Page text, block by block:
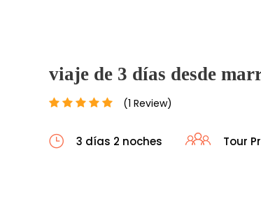
viaje de 3 días desde
(1 Review)
3 días 2 noches Tour